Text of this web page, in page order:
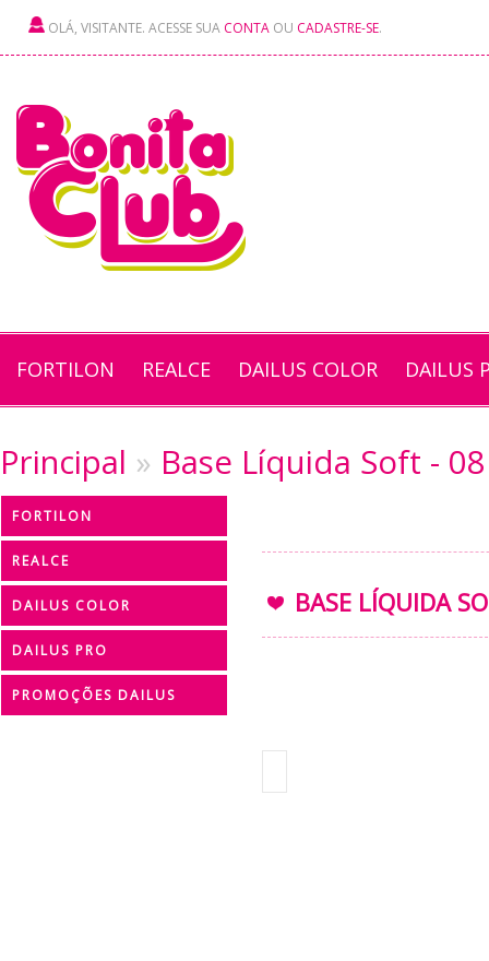
OLÁ, VISITANTE. ACESSE SUA CONTA OU CADASTRE-SE.
FORTILON REALCE DAILUS COLOR DAILUS
Principal » Base Líquida Soft -
FORTILON
REALCE
DAILUS COLOR
DAILUS PRO
PROMOÇÕES DAILUS
BASE LÍQUIDA